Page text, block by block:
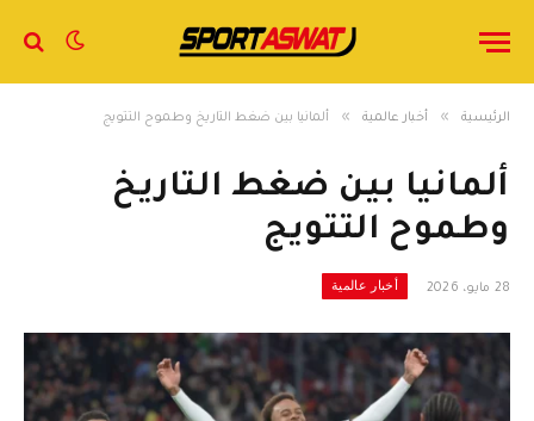
الرئيسية » أخبار عالمية » ألمانيا بين ضغط التاريخ وطموح التتويج
ألمانيا بين ضغط التاريخ
وطموح التتويج
28 مايو، 2026 أخبار عالمية